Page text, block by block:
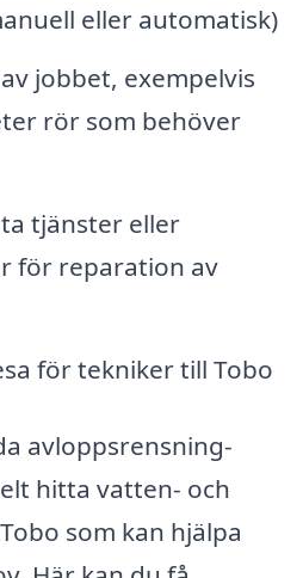
eller automatisk)
jobbet, exempelvis
rör som behöver
tjänster eller
för reparation av
för tekniker till Tobo
avloppsrensning-
hitta vatten- och
som kan hjälpa